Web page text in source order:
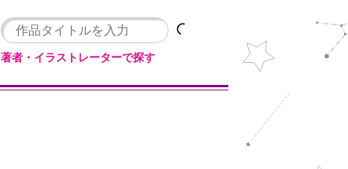
著者・イラストレーターで探す